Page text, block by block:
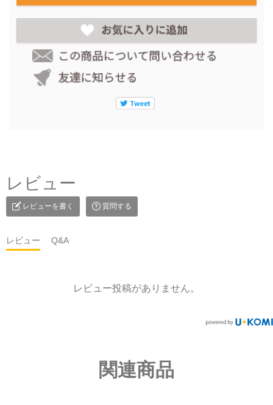
レビュー
レビューを書く 質問する
レビュー Q&A
レビュー投稿がありません。
関連商品